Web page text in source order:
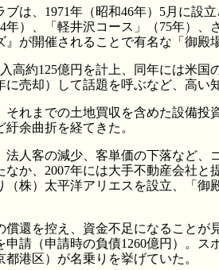
は、1971年（昭和46年）5月に設
年）、「軽井沢コース」（75年）
』が開催されることで有名な「御殿
高約125億円を計上、同年には米国
に売却）して話題を呼ぶなど、高い
れまでの土地買収を含めた設備投
余曲折を経てきた。
人客の減少、客単価の下落など、
なか、2007年には大手不動産会社と
（株）太平洋アリエスを設立、「御
還を控え、資金不足になることが
申請（申請時の負債1260億円）。
都港区）が名乗りを挙げていた。